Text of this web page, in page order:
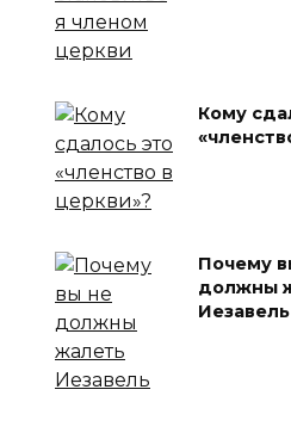
Кому
Почему
должны
Иезавель